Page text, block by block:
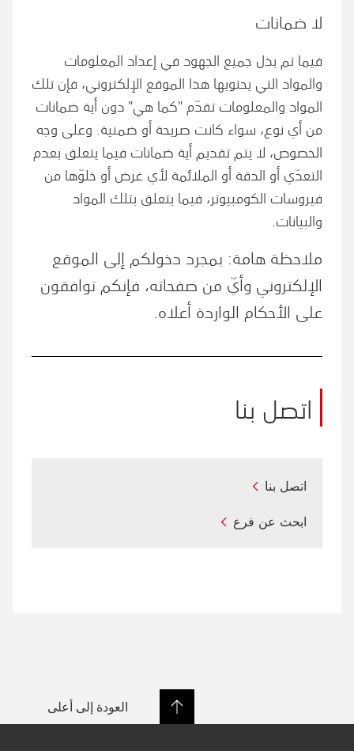
لا ضمانات
فيما تم بذل جميع الجهود في إعداد المعلومات
والمواد التي يحتويها هذا الموقع الإلكتروني، فإن تلك
المواد والمعلومات تقدّم "كما هي" دون أية ضمانات
من أي نوع، سواء كانت صريحة أو ضمنية. وعلى وجه
الخصوص، لا يتم تقديم أية ضمانات فيما يتعلق بعدم
التعدّي أو الدقة أو الملائمة لأي غرض أو خلوّها من
فيروسات الكومبيوتر، فيما يتعلق بتلك المواد
والبيانات.
ملاحظة هامة: بمجرد دخولكم إلى الموقع
الإلكتروني وأيّ من صفحاته، فإنكم توافقون
على الأحكام الواردة أعلاه.
اتصل بنا
اتصل بنا
ابحث عن فرع
العودة إلى أعلى